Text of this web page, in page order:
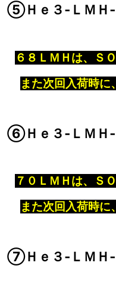
⑤Ｈｅ３‐ＬＭＨ
６８ＬＭＨは、Ｓ
また次回入荷時に
⑥Ｈｅ３‐ＬＭＨ
７０ＬＭＨは、Ｓ
また次回入荷時に
⑦Ｈｅ３‐ＬＭＨ